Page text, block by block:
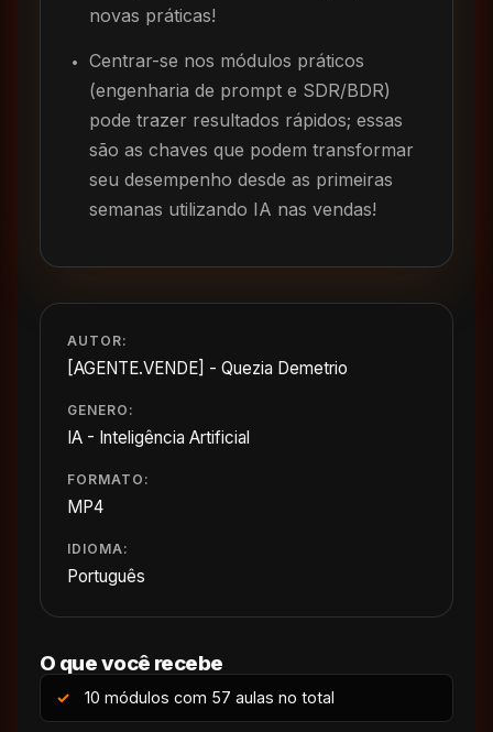
novas práticas!
Centrar-se nos módulos práticos
(engenharia de prompt e SDR/BDR)
pode trazer resultados rápidos; essas
são as chaves que podem transformar
seu desempenho desde as primeiras
semanas utilizando IA nas vendas!
AUTOR:
[AGENTE.VENDE] - Quezia Demetrio
GENERO:
IA - Inteligência Artificial
FORMATO:
MP4
IDIOMA:
Português
O que você recebe
10 módulos com 57 aulas no total